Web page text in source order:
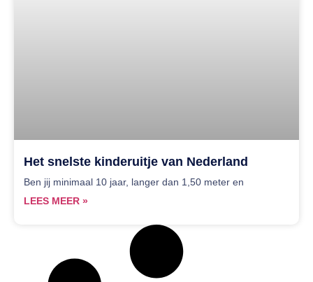
Het snelste kinderuitje van Nederland
Ben jij minimaal 10 jaar, langer dan 1,50 meter en
LEES MEER »